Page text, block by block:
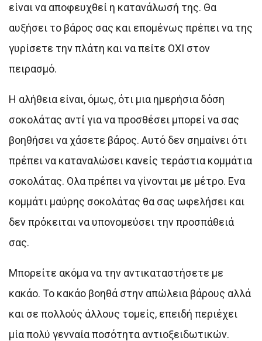
είναι να αποφευχθεί η κατανάλωσή της. Θα
αυξήσει το βάρος σας και επομένως πρέπει να της
γυρίσετε την πλάτη και να πείτε ΟΧΙ στον
πειρασμό.
Η αλήθεια είναι, όμως, ότι μια ημερήσια δόση
σοκολάτας αντί για να προσθέσει μπορεί να σας
βοηθήσει να χάσετε βάρος. Αυτό δεν σημαίνει ότι
πρέπει να καταναλώσει κανείς τεράστια κομμάτια
σοκολάτας. Ολα πρέπει να γίνονται με μέτρο. Ενα
κομμάτι μαύρης σοκολάτας θα σας ωφελήσει και
δεν πρόκειται να υπονομεύσει την προσπάθειά
σας.
Μπορείτε ακόμα να την αντικαταστήσετε με
κακάο. Το κακάο βοηθά στην απώλεια βάρους αλλά
και σε πολλούς άλλους τομείς, επειδή περιέχει
μία πολύ γενναία ποσότητα αντιοξειδωτικών.